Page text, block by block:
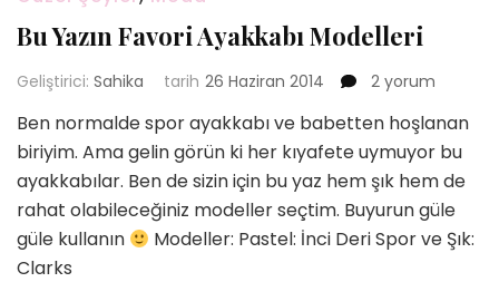
Bu Yazın Favori Ayakkabı Modelleri
Geliştirici: Sahika tarih 26 Haziran 2014
Bu
Favori
Ayakkabı
Modelleri
için
2 yorum
Ben normalde spor ayakkabı ve babetten hoşlanan
biriyim. Ama gelin görün ki her kıyafete uymuyor bu
ayakkabılar. Ben de sizin için bu yaz hem şık hem de
rahat olabileceğiniz modeller seçtim. Buyurun güle
güle kullanın
Modeller: Pastel: İnci Deri Spor ve Şık:
Clarks